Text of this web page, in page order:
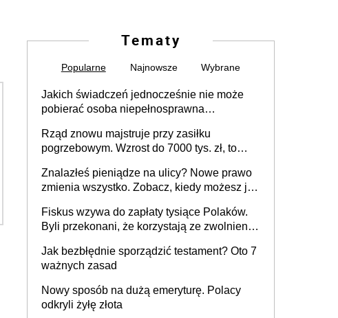
Tematy
Popularne Najnowsze Wybrane
Jakich świadczeń jednocześnie nie może
pobierać osoba niepełnosprawna
Rząd znowu majstruje przy zasiłku
pogrzebowym. Wzrost do 7000 tys. zł, to
Znalazłeś pieniądze na ulicy? Nowe prawo
zmienia wszystko. Zobacz, kiedy możesz je
Fiskus wzywa do zapłaty tysiące Polaków.
Byli przekonani, że korzystają ze zwolnienia
Jak bezbłędnie sporządzić testament? Oto 7
ważnych zasad
Nowy sposób na dużą emeryturę. Polacy
odkryli żyłę złota